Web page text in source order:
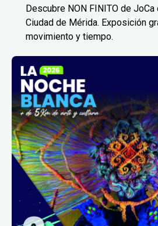
Descubre NON FINITO de
Ciudad de Mérida. Exposición
movimiento y tiempo.